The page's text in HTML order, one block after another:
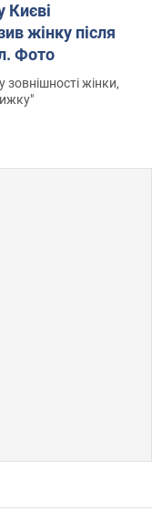
Києві
жінку після
Фото
жінки,